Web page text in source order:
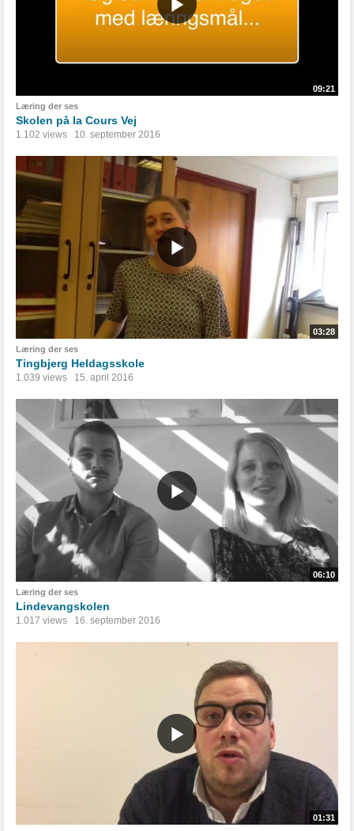
09:21
Læring der ses
Skolen på la Cours Vej
1.102 views 10. september 2016
03:28
Læring der ses
Tingbjerg Heldagsskole
1.039 views 15. april 2016
06:10
Læring der ses
Lindevangskolen
1.017 views 16. september 2016
01:31